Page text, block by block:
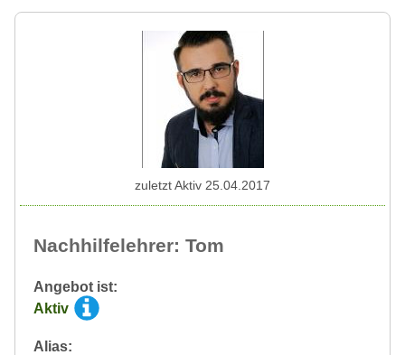
Nachhilfelehrer: Tom
Angebot ist:
Aktiv
Alias:
zuletzt Aktiv 25.04.2017